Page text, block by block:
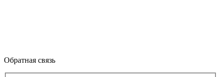
Обратная связь